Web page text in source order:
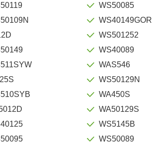
WS50085
WS40149GOR
WS501252
WS40089
WAS546
WS50129N
WA450S
WA50129S
WS5145B
WS50089